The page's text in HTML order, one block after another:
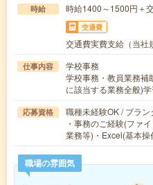
時給 時給1400～1500円＋
交通費
交通費実費支給（当社
仕事内容
学校事務
学校事務・教員業務補
に該当する業務全般)
応募資格
職種未経験OK / ブラ
・事務のご経験(ファ
業務等)・Excel(基本
職場の雰囲気